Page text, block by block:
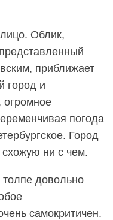
Облик,
приближает
город и
огромное
погода
Город
схожую ни с чем.
довольно
самокритичен.